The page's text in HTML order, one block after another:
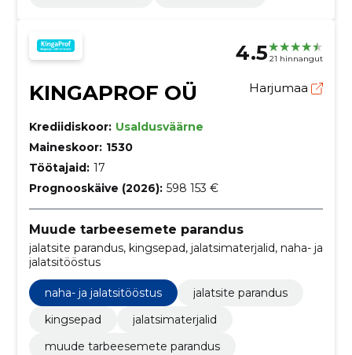
4.5 21 hinnangut
KINGAPROF OÜ Harjumaa
Krediidiskoor: Usaldusväärne
Maineskoor: 1530
Töötajaid: 17
Prognooskäive (2026): 598 153 €
Muude tarbeesemete parandus
jalatsite parandus, kingsepad, jalatsimaterjalid, naha- ja
jalatsitööstus
naha- ja jalatsitööstus
jalatsite parandus
kingsepad
jalatsimaterjalid
muude tarbeesemete parandus